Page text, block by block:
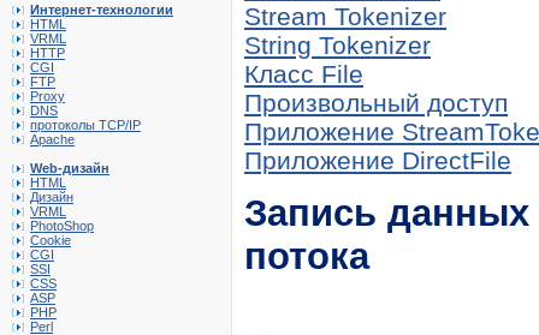
Интернет-технологии
HTML
VRML
HTTP
CGI
FTP
Proxy
DNS
протоколы TCP/IP
Apache
Web-дизайн
HTML
Дизайн
VRML
PhotoShop
Cookie
CGI
SSI
CSS
ASP
PHP
Perl
Stream Tokenizer
String Tokenizer
Класс File
Произвольный доступ
Приложение
Приложение DirectFile
Запись данных
потока